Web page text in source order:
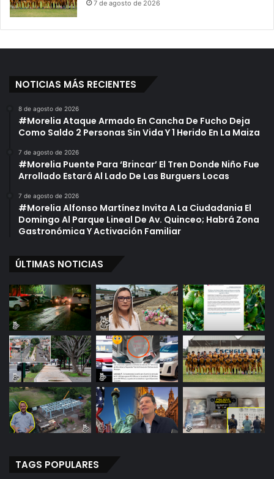
7 de agosto de 2026
NOTICIAS MÁS RECIENTES
8 de agosto de 2026
#Morelia Ataque Armado En Cancha De Fucho Deja
Como Saldo 2 Personas Sin Vida Y 1 Herido En La Maiza
7 de agosto de 2026
#Morelia Puente Para ‘Brincar’ El Tren Donde Niño Fue
Arrollado Estará Al Lado De Las Burguers Locas
7 de agosto de 2026
#Morelia Alfonso Martínez Invita A La Ciudadania El
Domingo Al Parque Lineal De Av. Quinceo; Habrá Zona
Gastronómica Y Activación Familiar
ÚLTIMAS NOTICIAS
TAGS POPULARES